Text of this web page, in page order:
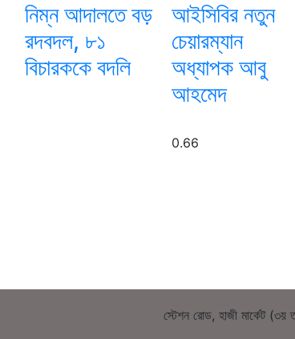
নিম্ন আদালতে বড়
রদবদল, ৮১
বিচারককে বদলি
আইসিবির নতুন
চেয়ারম্যান
অধ্যাপক আবু
আহমেদ
স্টেশন রোড, হাজী মার্কেট